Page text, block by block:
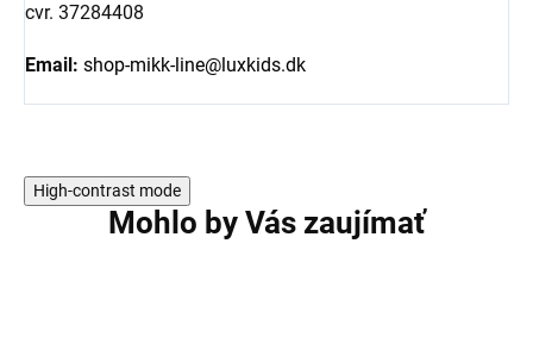
cvr. 37284408
Email: shop-mikk-line@luxkids.dk
High-contrast mode
Mohlo by Vás zaujímať